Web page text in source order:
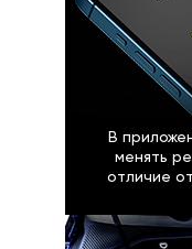
В
менять
отличие